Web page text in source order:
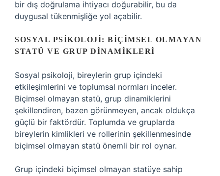
bir dış doğrulama ihtiyacı doğurabilir, bu da
duygusal tükenmişliğe yol açabilir.
SOSYAL PSIKOLOJI: BIÇIMSEL OLMAYAN
STATÜ VE GRUP DINAMIKLERI
Sosyal psikoloji, bireylerin grup içindeki
etkileşimlerini ve toplumsal normları inceler.
Biçimsel olmayan statü, grup dinamiklerini
şekillendiren, bazen görünmeyen, ancak oldukça
güçlü bir faktördür. Toplumda ve gruplarda
bireylerin kimlikleri ve rollerinin şekillenmesinde
biçimsel olmayan statü önemli bir rol oynar.
Grup içindeki biçimsel olmayan statüye sahip